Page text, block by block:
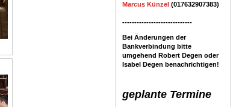
Marcus Künzel (017632907383)
-----------------------------
Bei Änderungen der
Bankverbindung bitte
umgehend Robert Degen oder
Isabel Degen benachrichtigen!
geplante Termine